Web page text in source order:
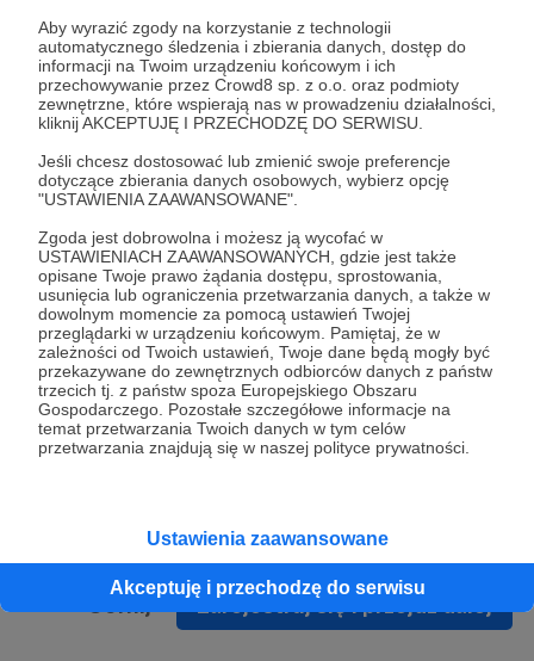
Aby wyrazić zgody na korzystanie z technologii
automatycznego śledzenia i zbierania danych, dostęp do
informacji na Twoim urządzeniu końcowym i ich
przechowywanie przez Crowd8 sp. z o.o. oraz podmioty
zewnętrzne, które wspierają nas w prowadzeniu działalności,
kliknij AKCEPTUJĘ I PRZECHODZĘ DO SERWISU.
Jeśli chcesz dostosować lub zmienić swoje preferencje
dotyczące zbierania danych osobowych, wybierz opcję
"USTAWIENIA ZAAWANSOWANE".
Zgoda jest dobrowolna i możesz ją wycofać w
USTAWIENIACH ZAAWANSOWANYCH, gdzie jest także
opisane Twoje prawo żądania dostępu, sprostowania,
usunięcia lub ograniczenia przetwarzania danych, a także w
dowolnym momencie za pomocą ustawień Twojej
przeglądarki w urządzeniu końcowym. Pamiętaj, że w
zależności od Twoich ustawień, Twoje dane będą mogły być
przekazywane do zewnętrznych odbiorców danych z państw
trzecich tj. z państw spoza Europejskiego Obszaru
Gospodarczego. Pozostałe szczegółowe informacje na
temat przetwarzania Twoich danych w tym celów
przetwarzania znajdują się w naszej polityce prywatności.
Ustawienia zaawansowane
Akceptuję i przechodzę do serwisu
* Zapoznałem się i akceptujęRegulaminserwisu oraz
* Wyrażam zgodę na przetwarzanie moich danych
osobowych podanych w formularzu rejestracyjnym w celu
prawidłowego świadczenia usług serwisu Patronite.
Wyrażam zgodę na otrzymywanie drogą elektroniczną
informacji handlowych - newslettera. Opcja ta może zostać
zmieniona w ustawieniach konta.
Zarejestruj się i przejdź dalej